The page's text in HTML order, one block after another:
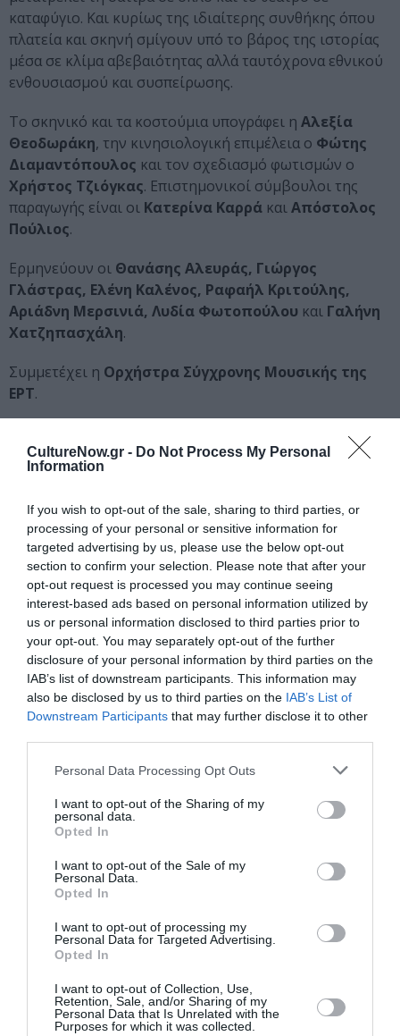
CultureNow.gr - Do Not Process My Personal
Information
If you wish to opt-out of the sale, sharing to third parties, or
processing of your personal or sensitive information for
targeted advertising by us, please use the below opt-out
section to confirm your selection. Please note that after your
opt-out request is processed you may continue seeing
interest-based ads based on personal information utilized by
us or personal information disclosed to third parties prior to
your opt-out. You may separately opt-out of the further
disclosure of your personal information by third parties on the
IAB’s list of downstream participants. This information may
also be disclosed by us to third parties on the IAB’s List of
Downstream Participants that may further disclose it to other
Personal Data Processing Opt Outs
I want to opt-out of the Sharing of my
personal data.
Opted In
I want to opt-out of the Sale of my
Personal Data.
Opted In
I want to opt-out of processing my
Personal Data for Targeted Advertising.
Opted In
I want to opt-out of Collection, Use,
Retention, Sale, and/or Sharing of my
Personal Data that Is Unrelated with the
Purposes for which it was collected.
καταφύγιο. Και κυρίως της ιδιαίτερης συνθήκης όπου
πλατεία και σκηνή σμίγουν υπό το βάρος της ιστορίας
μέσα σε κλίμα αβεβαιότητας αλλά ταυτόχρονα εθνικού
ενθουσιασμού και συσπείρωσης.
Το σκηνικό και τα κοστούμια υπογράφει η Αλεξία
Θεοδωράκη, την κινησιολογική επιμέλεια ο Φώτης
Διαμαντόπουλος και τον σχεδιασμό φωτισμών ο
Χρήστος Τζιόγκας. Επιστημονικοί σύμβουλοι της
παραγωγής είναι οι Κατερίνα Καρρά καιΑπόστολος
Πούλιος.
Ερμηνεύουν οι Θανάσης Αλευράς, Γιώργος
Γλάστρας, Ελένη Καλένος, Ραφαήλ Κριτούλης,
Αριάδνη Μερσινιά, Λυδία Φωτοπούλου και Γαλήνη
Χατζηπασχάλη.
Συμμετέχει η Ορχήστρα Σύγχρονης Μουσικής της
ΕΡΤ.
Αλέκος Σακελλάριος, Δημήτρης Ευαγγελίδης /
Ενορχήστρωση, μουσική διεύθυνση: Μιχάλης
Παπαπέτρου
Σκηνοθετική επιμέλεια:Αλέξανδρος Ευκλείδης
Σκηνικό, κοστούμια: Αλεξία Θεοδωράκη
Κινησιολογική επιμέλεια:Φώτης
Διαμαντόπουλος
Σχεδιασμός φωτισμών:Χρήστος Τζιόγκας
Επιστημονικοί σύμβουλοι: Κατερίνα Καρρά,
Απόστολος Πούλιος
Ερμηνεύουν:Θανάσης Αλευράς, Γιώργος
Χατζηπασχάλη
Διαβάστε επίσης:
Εναλλακτική Σκηνή ΕΛΣ: #έπικ – Καλλιτεχνικό πρόγραμμα
2025/26
2025/26
Ταυτότητα Εκδήλωσης
Ημερομηνία: